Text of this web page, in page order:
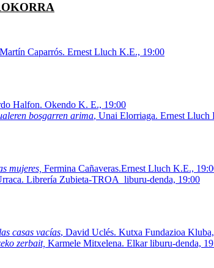
Martín Caparrós. Ernest Lluch K.E., 19:00
Halfon. Okendo K. E., 19:00
bosgarren arima, Unai Elorriaga. Ernest Lluch
mujeres, Fermina Cañaveras.Ernest Lluch K.E.,
Librería Zubieta-TROA liburu-denda, 19:00
casas vacías, David Uclés. Kutxa Fundazioa
zerbait, Karmele Mitxelena. Elkar liburu-denda,